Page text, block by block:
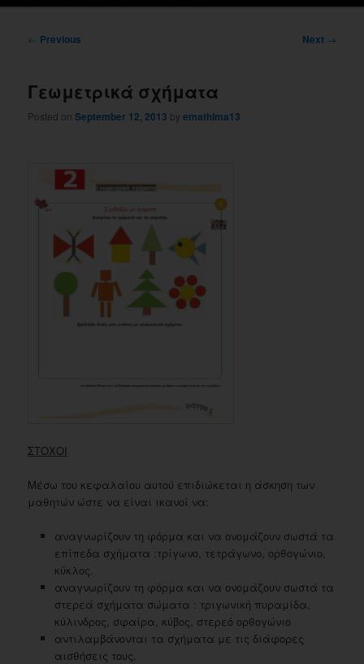
Post
← Previous Next →
Γεωμετρικά σχήματα
Posted onSeptember 12, 2013 byemathima13
ΣΤΟΧΟΙ
Μέσω του κεφαλαίου αυτού επιδιώκεται η άσκηση των
μαθητών ώστε να είναι ικανοί να:
αναγνωρίζουν τη φόρμα και να ονομάζουν σωστά τα
επίπεδα σχήματα :τρίγωνο, τετράγωνο, ορθογώνιο,
κύκλος.
αναγνωρίζουν τη φόρμα και να ονομάζουν σωστά τα
στερεά σχήματα σώματα : τριγωνική πυραμίδα,
κύλινδρος, σφαίρα, κύβος, στερεό ορθογώνιο
αντιλαμβάνονται τα σχήματα με τις διάφορες
αισθήσεις τους.